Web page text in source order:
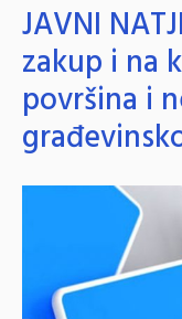
JAVNI
zakup i na
površina i